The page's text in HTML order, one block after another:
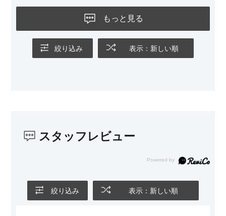
ないのもお気に入りのポイントです。さらに、わが家はソファ
の後ろ側を通ることも多い間取りなので、背面まできれいに仕
ても美しく、空間の印象を損ないません。
また、カウチのように足を伸ばしてくつろげるスタイルが理想
かせるため、普段はカウチとして使い、来客時には離してスツ
す。
もっと見る
絞り込み 表示：新しい順
スタッフレビュー
絞り込み 表示：新しい順